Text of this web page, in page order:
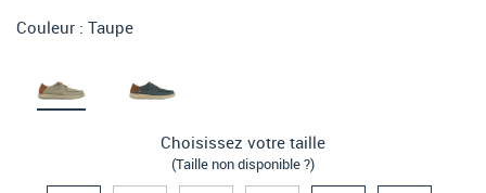
Couleur : Taupe
Choisissez votre taille
(Taille non disponible ?)